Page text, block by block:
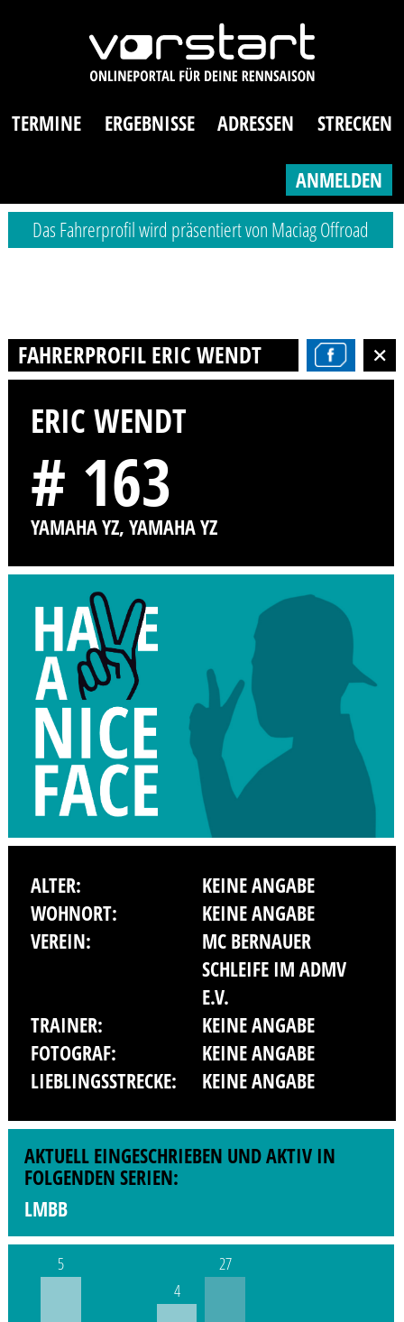
TERMINE ERGEBNISSE ADRESSEN STRECKEN
ANMELDEN
Das Fahrerprofil wird präsentiert von Maciag Offroad
FAHRERPROFIL ERIC WENDT
ERIC WENDT
# 163
YAMAHA YZ, YAMAHA YZ
ALTER:
KEINE ANGABE
WOHNORT:
KEINE ANGABE
VEREIN:
MC BERNAUER
SCHLEIFE IM ADMV
E.V.
TRAINER:
KEINE ANGABE
FOTOGRAF:
KEINE ANGABE
LIEBLINGSSTRECKE:
KEINE ANGABE
AKTUELL EINGESCHRIEBEN UND AKTIV IN
FOLGENDEN SERIEN:
LMBB
5
4
27